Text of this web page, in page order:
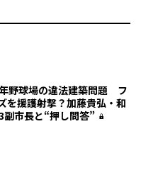
野球場の違法建築問題 フ
を援護射撃？加藤貴弘・和
副市長と“押し問答”